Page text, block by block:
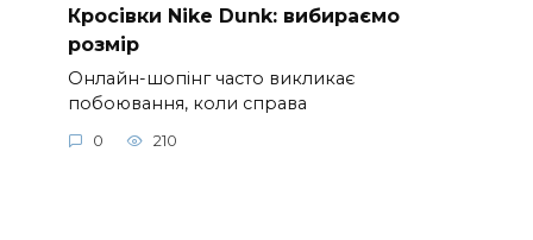
Кросівки Nike Dunk: вибираємо
розмір
Онлайн-шопінг часто викликає
побоювання, коли справа
0 210